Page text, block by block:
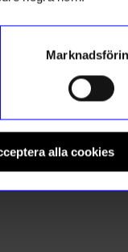
alla cookies